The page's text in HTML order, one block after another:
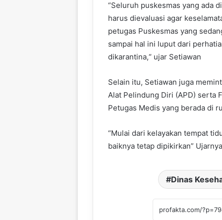
“Seluruh puskesmas yang ada
harus dievaluasi agar
petugas Puskesmas yang
sampai hal ini luput dari
dikarantina,“ ujar Setiawan
Selain itu, Setiawan juga
Alat Pelindung Diri (APD) serta
Petugas Medis yang berada di
“Mulai dari kelayakan tempat
baiknya tetap dipikirkan” Ujarnya
Dinas